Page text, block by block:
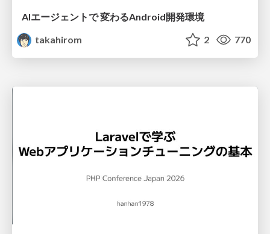
AIエージェントで 変わるAndroid開発環境
takahirom
2 770